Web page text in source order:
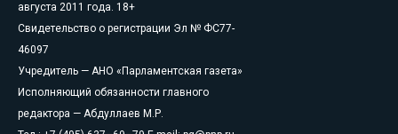
августа 2011 года. 18+
Свидетельство о регистрации Эл № ФС77-
46097
Учредитель — АНО «Парламентская газета»
Исполняющий обязанности главного
редактора — Абдуллаев М.Р.